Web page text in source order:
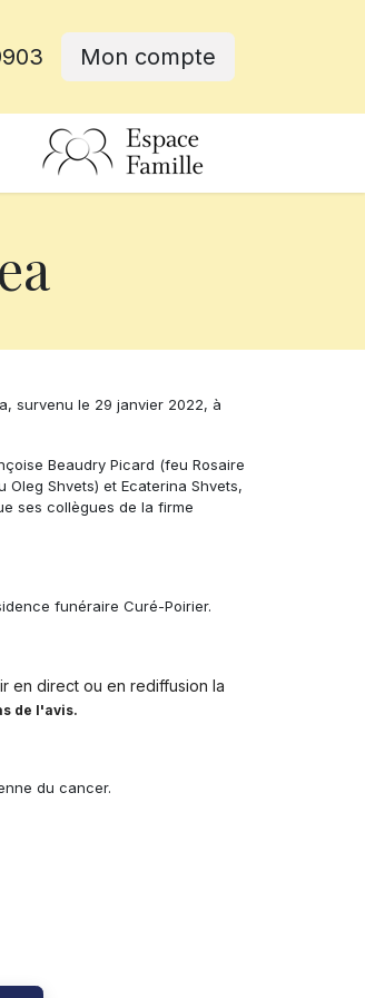
Mon compte
survenu le 29 janvier 2022, à
Beaudry Picard (feu Rosaire
Shvets) et Ecaterina Shvets,
ses collègues de la firme
funéraire Curé-Poirier.
en direct ou en rediffusion la
de l'avis.
du cancer.